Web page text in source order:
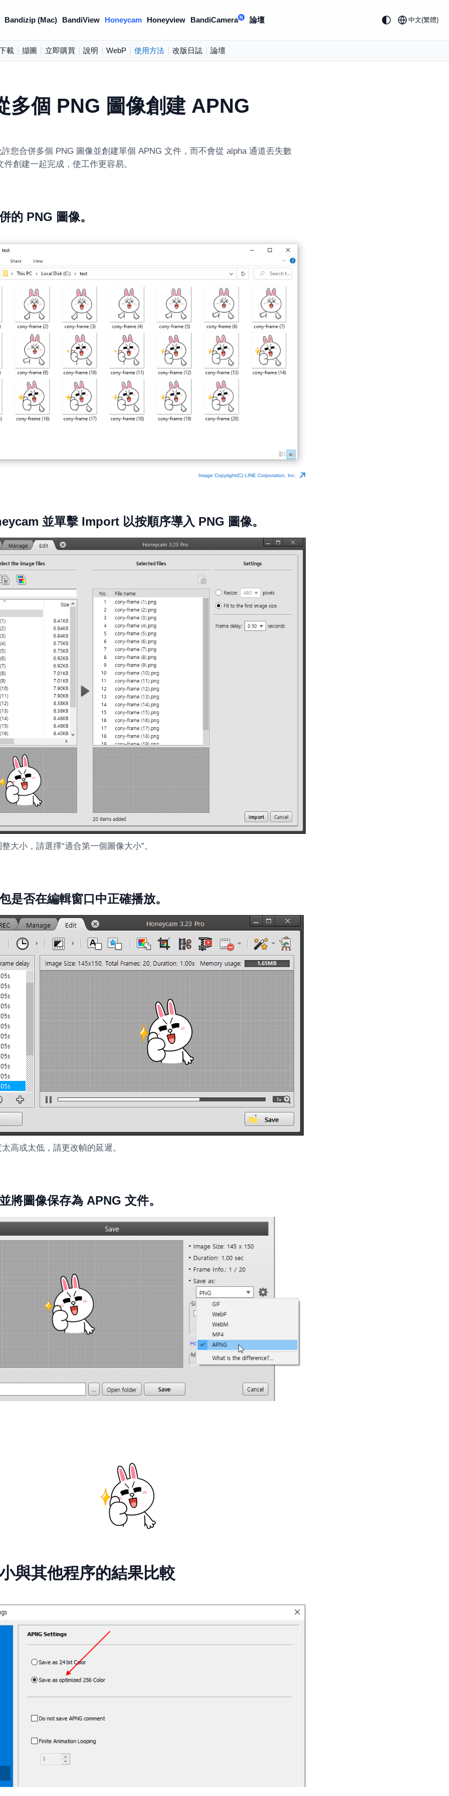
Bandizip (Mac) BandiView Honeycam Honeyview BandiCamera N 論壇 中文(繁體)
載 擷圖 立即購買 說明 WebP 使用方法 改版日誌 論壇
多個 PNG 圖像創建 APNG
您合併多個 PNG 圖像並創建單個 APNG 文件，而不會從 alpha 通道丟失數
件創建一起完成，使工作更容易。
的 PNG 圖像。
Image Copyright(C) LINE Corporation, Inc.
並單擊 Import 以按順序導入 PNG 圖像。
大小，請選擇“適合第一個圖像大小”。
是否在編輯窗口中正確播放。
高或太低，請更改幀的延遲。
將圖像保存為 APNG 文件。
與其他程序的結果比較